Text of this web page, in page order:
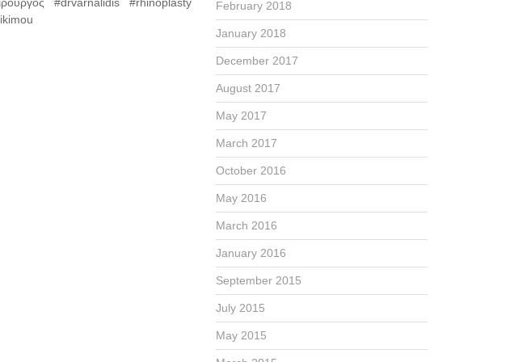
February 2018
January 2018
December 2017
August 2017
May 2017
March 2017
October 2016
May 2016
March 2016
January 2016
September 2015
July 2015
May 2015